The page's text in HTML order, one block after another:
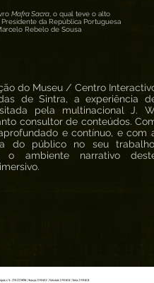
Mafra Sacra, o qual teve o alto
da República Portuguesa
Rebelo de Sousa
do Museu / Centro
de Sintra, a experiência
pela multinacional J.
consultor de conteúdos.
e contínuo, e com
do público no seu
o ambiente narrativo